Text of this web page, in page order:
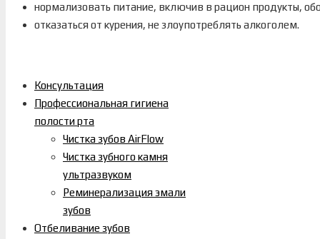
нормализовать питание, включив в рацион продукты,
отказаться от курения, не злоупотреблять алкоголем.
Консультация
Профессиональная гигиена
полости рта
Чистка зубов AirFlow
Чистка зубного камня
ультразвуком
Реминерализация эмали
зубов
Отбеливание зубов